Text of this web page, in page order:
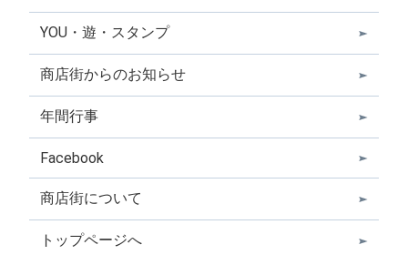
YOU・遊・スタンプ
商店街からのお知らせ
年間行事
Facebook
商店街について
トップページへ